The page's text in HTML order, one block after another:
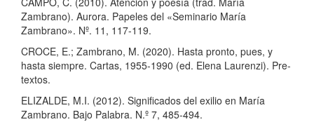
Zambrano). Aurora. Papeles del «Seminario María
Zambrano». Nº. 11, 117-119.
CROCE, E.; Zambrano, M. (2020). Hasta pronto, pues, y
hasta siempre. Cartas, 1955-1990 (ed. Elena Laurenzi). Pre-
textos.
ELIZALDE, M.I. (2012). Significados del exilio en María
Zambrano. Bajo Palabra. N.º 7, 485-494.